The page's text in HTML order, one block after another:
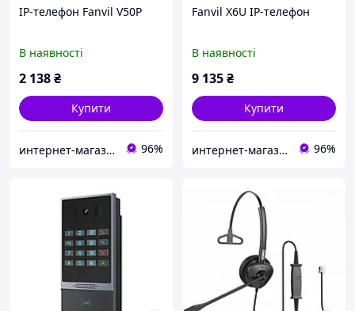
IP-телефон Fanvil V50P
В наявності
2 138₴
Купити
интернет-магазин Люм'е ІТ, г.Киев 96%
Fanvil X6U IP-телефон
В наявності
9 135₴
Купити
интернет-магазин Люм'е ІТ, г.Киев 96%